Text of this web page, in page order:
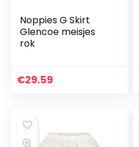
Noppies G Skirt
Glencoe meisjes
rok
€29.59